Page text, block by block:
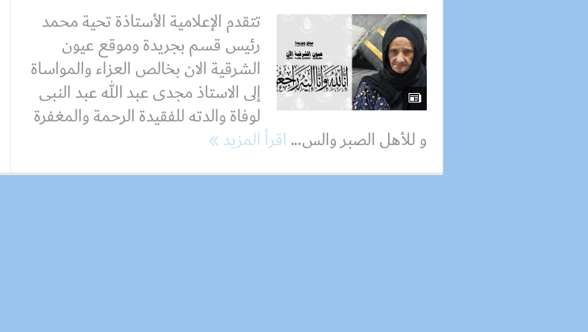
تتقدم الإعلامية الأستاذة تحية محمد
رئيس قسم بجريدة وموقع عيون
الشرقية الان بخالص العزاء والمواساة
إلى الاستاذ مجدى عبد الله عبد النبى
لوفاة والدته للفقيدة الرحمة والمغفرة
و للأهل الصبر والس...اقرأ المزيد